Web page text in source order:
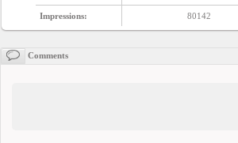
Contact
us
Impressions: 80142
Comments